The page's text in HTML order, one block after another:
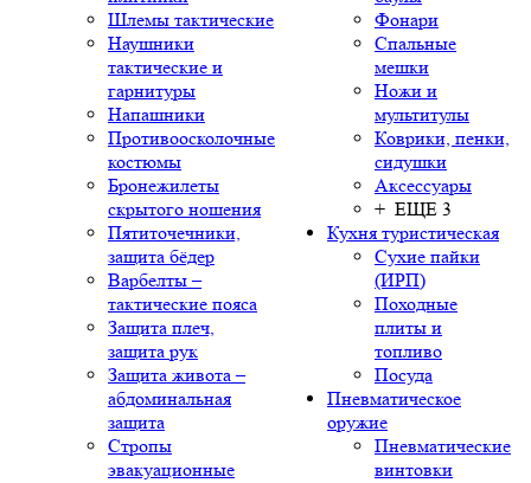
Шлемы тактические
Наушники
тактические и
гарнитуры
Напашники
Противоосколочные
костюмы
Бронежилеты
скрытого ношения
Пятиточечники,
защита бёдер
Варбелты –
тактические пояса
Защита плеч,
защита рук
Защита живота –
абдоминальная
защита
Стропы
эвакуационные
Фонари
Спальные
мешки
Ножи и
мультитулы
Коврики, пенки,
сидушки
Аксессуары
+ ЕЩЕ 3
Кухня туристическая
Сухие пайки
(ИРП)
Походные
плиты и
топливо
Посуда
Пневматическое
оружие
Пневматические
винтовки